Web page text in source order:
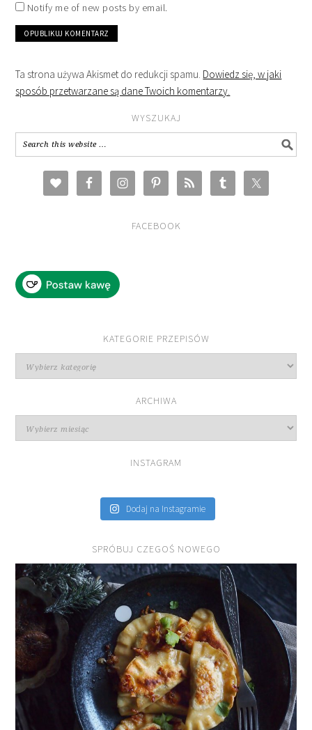
Notify me of new posts by email.
Ta strona używa Akismet do redukcji spamu. Dowiedz się, w jaki
sposób przetwarzane są dane Twoich komentarzy.
WYSZUKAJ
FACEBOOK
KATEGORIE PRZEPISÓW
przepisów
ARCHIWA
INSTAGRAM
Dodaj na Instagramie
SPRÓBUJ CZEGOŚ NOWEGO